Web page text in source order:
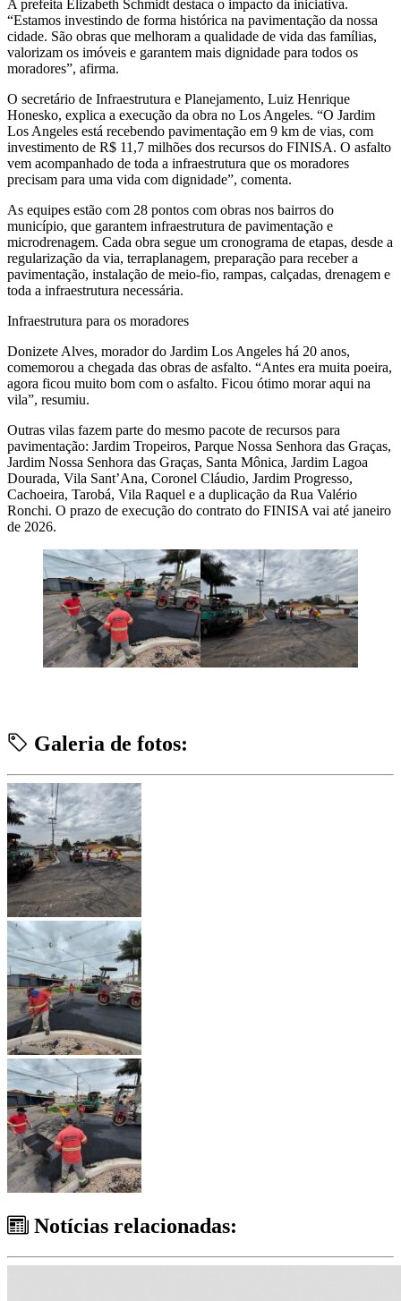
A prefeita Elizabeth Schmidt destaca o impacto da iniciativa.
“Estamos investindo de forma histórica na pavimentação da nossa
cidade. São obras que melhoram a qualidade de vida das famílias,
valorizam os imóveis e garantem mais dignidade para todos os
moradores”, afirma.
O secretário de Infraestrutura e Planejamento, Luiz Henrique
Honesko, explica a execução da obra no Los Angeles. “O Jardim
Los Angeles está recebendo pavimentação em 9 km de vias, com
investimento de R$ 11,7 milhões dos recursos do FINISA. O asfalto
vem acompanhado de toda a infraestrutura que os moradores
precisam para uma vida com dignidade”, comenta.
As equipes estão com 28 pontos com obras nos bairros do
município, que garantem infraestrutura de pavimentação e
microdrenagem. Cada obra segue um cronograma de etapas, desde a
regularização da via, terraplanagem, preparação para receber a
pavimentação, instalação de meio-fio, rampas, calçadas, drenagem e
toda a infraestrutura necessária.
Infraestrutura para os moradores
Donizete Alves, morador do Jardim Los Angeles há 20 anos,
comemorou a chegada das obras de asfalto. “Antes era muita poeira,
agora ficou muito bom com o asfalto. Ficou ótimo morar aqui na
vila”, resumiu.
Outras vilas fazem parte do mesmo pacote de recursos para
pavimentação: Jardim Tropeiros, Parque Nossa Senhora das Graças,
Jardim Nossa Senhora das Graças, Santa Mônica, Jardim Lagoa
Dourada, Vila Sant’Ana, Coronel Cláudio, Jardim Progresso,
Cachoeira, Tarobá, Vila Raquel e a duplicação da Rua Valério
Ronchi. O prazo de execução do contrato do FINISA vai até janeiro
de 2026.
Galeria de fotos:
Notícias relacionadas: